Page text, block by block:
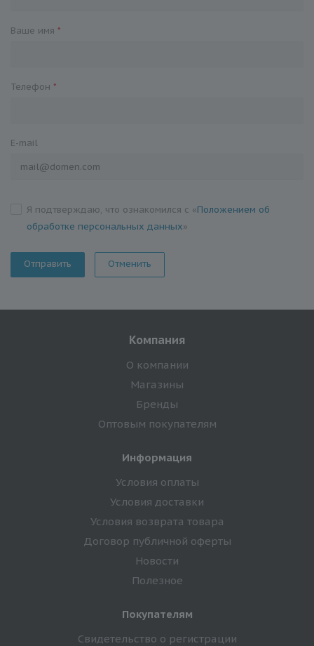
Ваше имя *
Телефон *
E-mail
Я подтверждаю, что ознакомился с «Положением об
обработке персональных данных»
Отменить
Компания
О компании
Магазины
Бренды
Оптовым покупателям
Информация
Условия оплаты
Условия доставки
Условия возврата товара
Договор публичной оферты
Новости
Полезное
Покупателям
Свидетельство о регистрации